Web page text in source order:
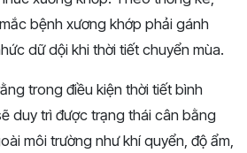
bệnh xương khớp phải gánh
dữ dội khi thời tiết chuyển mùa.
trong điều kiện thời tiết bình
duy trì được trạng thái cân bằng
môi trường như khí quyển, độ ẩm,